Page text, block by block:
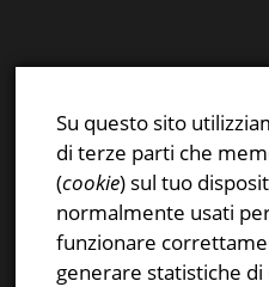
Instagram
Privacy & Cookies Policy
Su questo sito
di terze parti che
(cookie) sul tuo
normalmente usati
funzionare
generare statistiche